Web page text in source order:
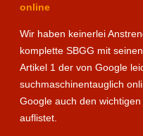
online
Wir haben keinerlei
komplette SBGG mit
Artikel 1 der von Google
suchmaschinentauglich
Google auch den
auflistet.